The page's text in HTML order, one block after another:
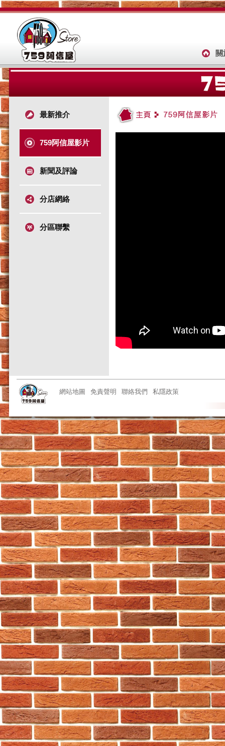
最新推介
759阿信屋影片
新聞及評論
分店網絡
分區聯繫
網站地圖 免責聲明 聯絡我們 私隱政策